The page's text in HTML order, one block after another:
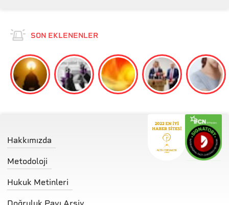
SON EKLENENLER
Hakkımızda
Metodoloji
Hukuk Metinleri
Doğruluk Payı Arşiv